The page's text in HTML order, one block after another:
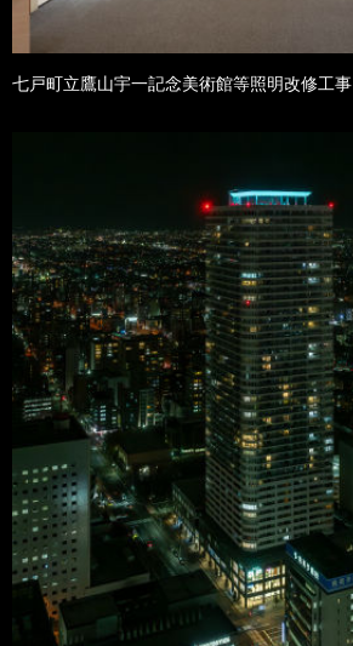
七戸町立鷹山宇一記念美術館等照明改修工事